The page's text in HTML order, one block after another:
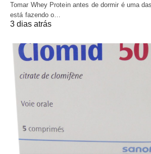
Tomar Whey Protein antes de dormir é uma
está fazendo o…
3 dias atrás